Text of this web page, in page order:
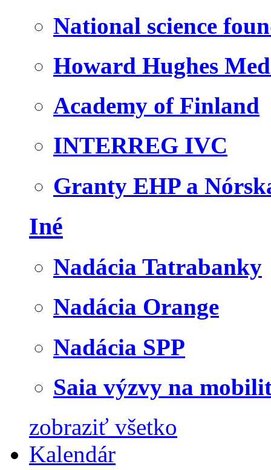
National science
Howard Hughes
Academy of Finland
INTERREG IVC
Granty EHP a
Iné
Nadácia Tatrabanky
Nadácia Orange
Nadácia SPP
Saia výzvy na
zobraziť všetko
Kalendár